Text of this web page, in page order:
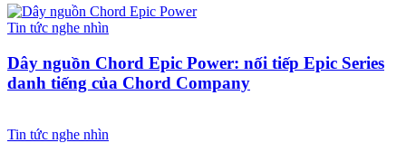
Tin tức nghe nhìn
Dây nguồn Chord Epic Power: nối tiếp Epic Series
danh tiếng của Chord Company
Tin tức nghe nhìn